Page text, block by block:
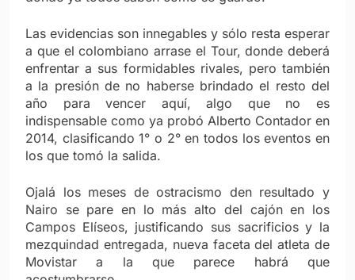
Las evidencias son innegables y sólo resta esperar
a que el colombiano arrase el Tour, donde deberá
enfrentar a sus formidables rivales, pero también
a la presión de no haberse brindado el resto del
año para vencer aquí, algo que no es
indispensable como ya probó Alberto Contador en
2014, clasificando 1° o 2° en todos los eventos en
los que tomó la salida.
Ojalá los meses de ostracismo den resultado y
Nairo se pare en lo más alto del cajón en los
Campos Elíseos, justificando sus sacrificios y la
mezquindad entregada, nueva faceta del atleta de
Movistar a la que parece habrá que